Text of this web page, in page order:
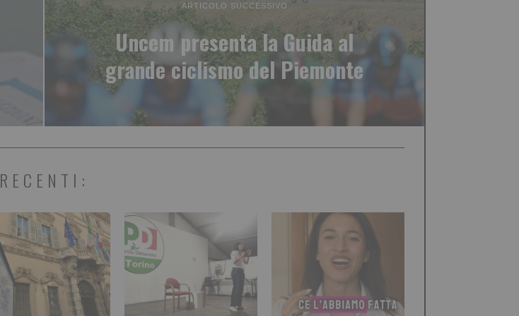
ARTICOLO SUCCESSIVO
Uncem presenta la Guida al
grande ciclismo del Piemonte
RECENTI: